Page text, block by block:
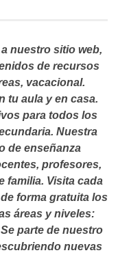
nuestro sitio web,
de recursos
vacacional.
tu aula y en casa.
para todos los
Nuestra
de enseñanza
profesores,
familia. Visita cada
forma gratuita los
áreas y niveles:
parte de nuestro
nuevas